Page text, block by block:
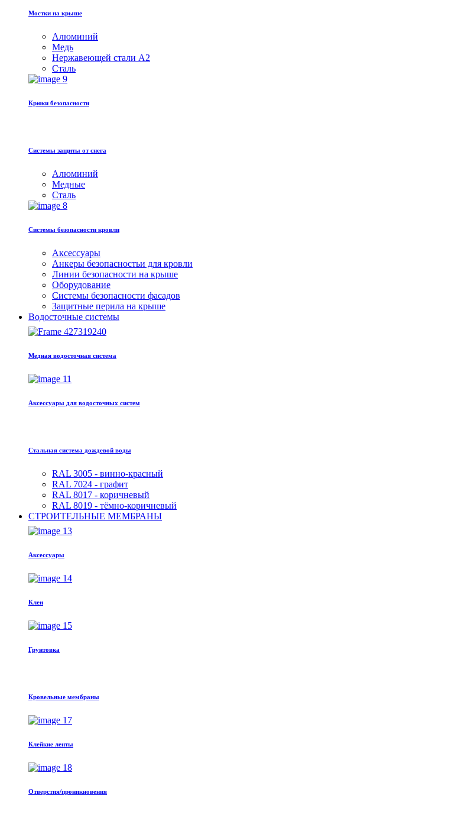
Мостки на крыше
Алюминий
Медь
Hержавеющей стали A2
Сталь
Крюки безопасности
Системы защиты от снега
Алюминий
Медные
Сталь
Системы безопасности кровли
Аксессуары
Анкеры безопасностьи для кровли
Линии безопасности на крыше
Оборудование
Системы безопасности фасадов
Защитные перила на крыше
Водосточные системы
Медная водосточная система
Аксессуары для водосточных систем
Стальная система дождевой воды
RAL 3005 - винно-красный
RAL 7024 - графит
RAL 8017 - коричневый
RAL 8019 - тёмно-коричневый
СТРОИТЕЛЬНЫЕ МЕМБРАНЫ
Аксессуары
Клеи
Грунтовка
Кровельные мембраны
Клейкие ленты
Отверстия/проникновения